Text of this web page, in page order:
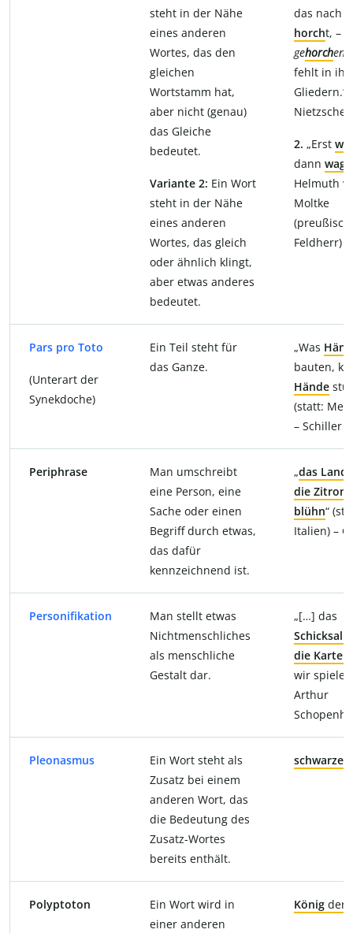
steht in der Nähe
eines anderen
Wortes, das den
gleichen
Wortstamm hat,
aber nicht (genau)
das Gleiche
bedeutet.
Variante 2: Ein Wort
steht in der Nähe
eines anderen
Wortes, das gleich
oder ähnlich klingt,
aber etwas anderes
bedeutet.
das nach
horcht, –
gehorch
fehlt in
Gliedern.“
Nietzsche
2. „Erst
dann
Helmuth
Moltke
Feldherr)
Pars pro Toto
(Unterart der
Synekdoche)
Ein Teil steht für
das Ganze.
„Was
bauten,
Hände
(statt:
– Schiller
Periphrase
Man umschreibt
eine Person, eine
Sache oder einen
Begriff durch etwas,
das dafür
kennzeichnend ist.
„das
die
blühn“
Italien) –
Personifikation
Man stellt etwas
Nichtmenschliches
als menschliche
Gestalt dar.
„[…] das
Schicksal
die Karten
wir
Arthur
Pleonasmus
Ein Wort steht als
Zusatz bei einem
anderen Wort, das
die Bedeutung des
Zusatz-Wortes
bereits enthält.
schwarzer
Polyptoton
Ein Wort wird in
einer anderen
König der